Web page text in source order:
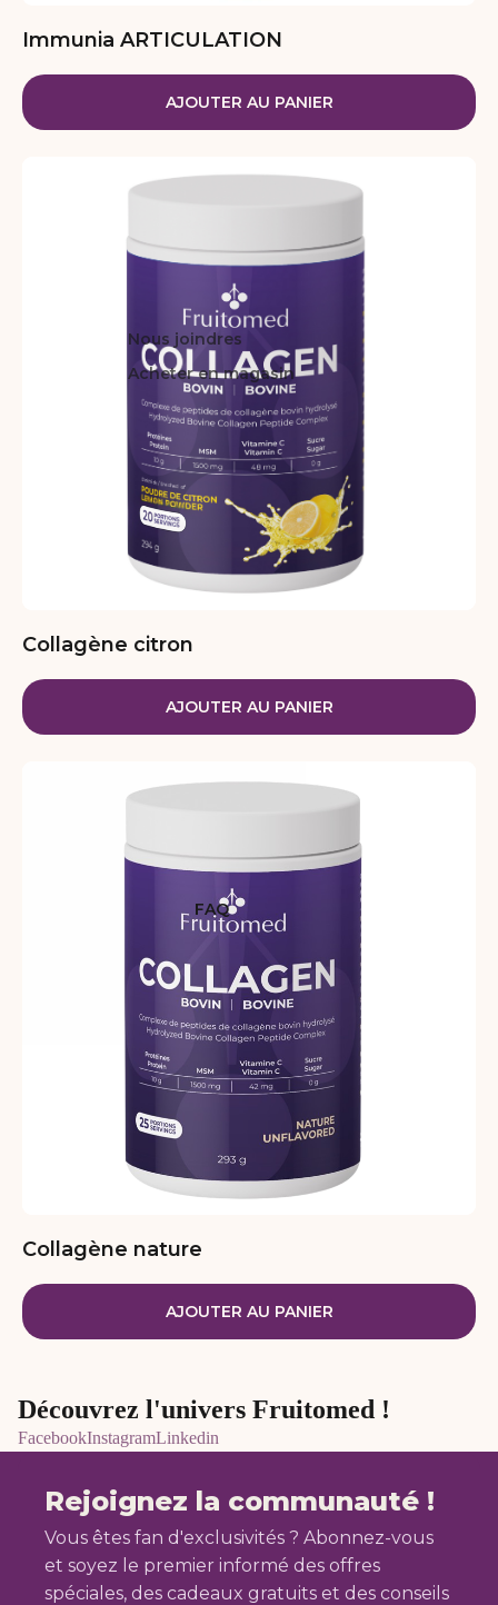
Nous joindres
Acheter en magasin
FAQ
Immunia ARTICULATION
AJOUTER AU PANIER
Collagène citron
AJOUTER AU PANIER
Collagène nature
AJOUTER AU PANIER
Découvrez l'univers Fruitomed !
FacebookInstagramLinkedin
Rejoignez la communauté !
Vous êtes fan d'exclusivités ? Abonnez-vous
et soyez le premier informé des offres
spéciales, des cadeaux gratuits et des conseils